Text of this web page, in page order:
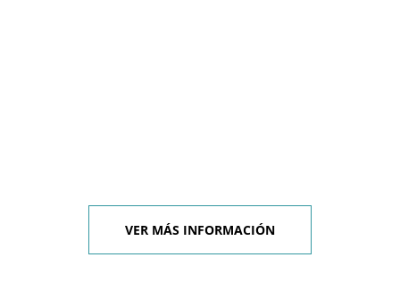
VER MÁS INFORMACIÓN